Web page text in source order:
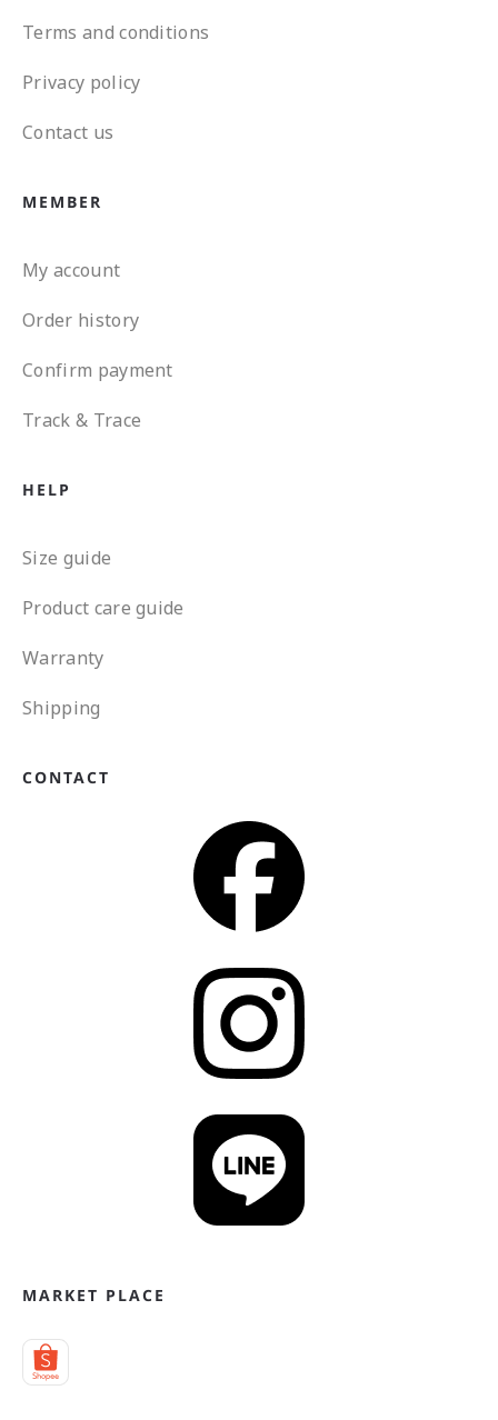
Terms and conditions
Privacy policy
Contact us
MEMBER
My account
Order history
Confirm payment
Track & Trace
HELP
Size guide
Product care guide
Warranty
Shipping
CONTACT
MARKET PLACE